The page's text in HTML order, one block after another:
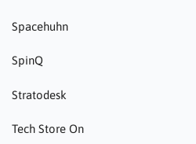
Spacehuhn
SpinQ
Stratodesk
Tech Store On